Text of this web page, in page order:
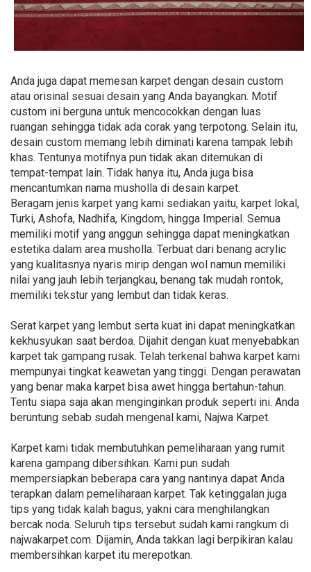
Anda juga dapat memesan karpet dengan desain custom
atau orisinal sesuai desain yang Anda bayangkan. Motif
custom ini berguna untuk mencocokkan dengan luas
ruangan sehingga tidak ada corak yang terpotong. Selain itu,
desain custom memang lebih diminati karena tampak lebih
khas. Tentunya motifnya pun tidak akan ditemukan di
tempat-tempat lain. Tidak hanya itu, Anda juga bisa
mencantumkan nama musholla di desain karpet.
Beragam jenis karpet yang kami sediakan yaitu, karpet lokal,
Turki, Ashofa, Nadhifa, Kingdom, hingga Imperial. Semua
memiliki motif yang anggun sehingga dapat meningkatkan
estetika dalam area musholla. Terbuat dari benang acrylic
yang kualitasnya nyaris mirip dengan wol namun memiliki
nilai yang jauh lebih terjangkau, benang tak mudah rontok,
memiliki tekstur yang lembut dan tidak keras.
Serat karpet yang lembut serta kuat ini dapat meningkatkan
kekhusyukan saat berdoa. Dijahit dengan kuat menyebabkan
karpet tak gampang rusak. Telah terkenal bahwa karpet kami
mempunyai tingkat keawetan yang tinggi. Dengan perawatan
yang benar maka karpet bisa awet hingga bertahun-tahun.
Tentu siapa saja akan menginginkan produk seperti ini. Anda
beruntung sebab sudah mengenal kami, Najwa Karpet.
Karpet kami tidak membutuhkan pemeliharaan yang rumit
karena gampang dibersihkan. Kami pun sudah
mempersiapkan beberapa cara yang nantinya dapat Anda
terapkan dalam pemeliharaan karpet. Tak ketinggalan juga
tips yang tidak kalah bagus, yakni cara menghilangkan
bercak noda. Seluruh tips tersebut sudah kami rangkum di
najwakarpet.com. Dijamin, Anda takkan lagi berpikiran kalau
membersihkan karpet itu merepotkan.